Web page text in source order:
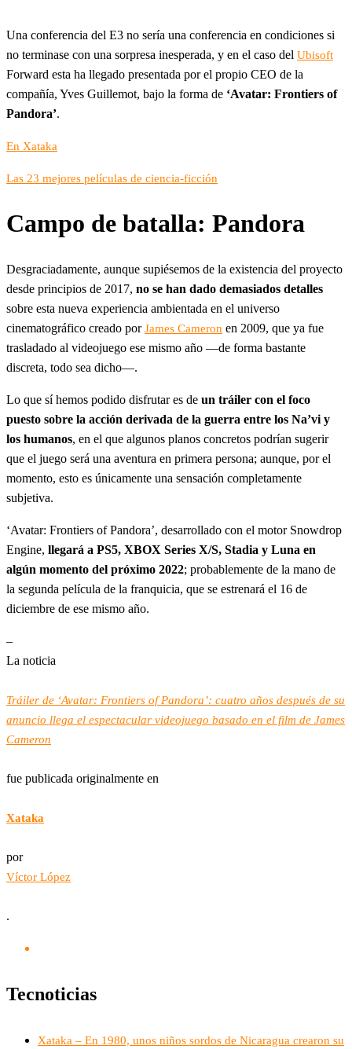
Una conferencia del E3 no sería una conferencia en condiciones si
no terminase con una sorpresa inesperada, y en el caso del Ubisoft
Forward esta ha llegado presentada por el propio CEO de la
compañía, Yves Guillemot, bajo la forma de ‘Avatar: Frontiers of
Pandora’.
En Xataka
Las 23 mejores películas de ciencia-ficción
Campo de batalla: Pandora
Desgraciadamente, aunque supiésemos de la existencia del proyecto
desde principios de 2017, no se han dado demasiados detalles
sobre esta nueva experiencia ambientada en el universo
cinematográfico creado porJames Cameron en 2009, que ya fue
trasladado al videojuego ese mismo año —de forma bastante
discreta, todo sea dicho—.
Lo que sí hemos podido disfrutar es de un tráiler con el foco
puesto sobre la acción derivada de la guerra entre los Na’vi y
los humanos, en el que algunos planos concretos podrían sugerir
que el juego será una aventura en primera persona; aunque, por el
momento, esto es únicamente una sensación completamente
subjetiva.
‘Avatar: Frontiers of Pandora’, desarrollado con el motor Snowdrop
Engine, llegará a PS5, XBOX Series X/S, Stadia y Luna en
algún momento del próximo 2022; probablemente de la mano de
la segunda película de la franquicia, que se estrenará el 16 de
diciembre de ese mismo año.
–
La noticia
Tráiler de ‘Avatar: Frontiers of Pandora’: cuatro años después de su
anuncio llega el espectacular videojuego basado en el film de James
Cameron
fue publicada originalmente en
Xataka
por
Víctor López
.
Tecnoticias
Xataka – En 1980, unos niños sordos de Nicaragua crearon su